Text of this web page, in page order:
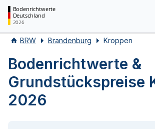
Bodenrichtwerte
Deutschland
2026
BRW Brandenburg Kroppen
Bodenrichtwerte &
Grundstückspreise
2026